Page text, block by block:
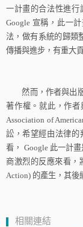
一計畫的合法性進行
Google 宣稱，此一
法，做有系統的歸類
傳播與進步，有重大
然而，作者與出版
著作權。就此，作
Association of
訟，希望經由法律的
看， Google 此一計
商激烈的反應來看，
Action) 的產生，其後
相關連結